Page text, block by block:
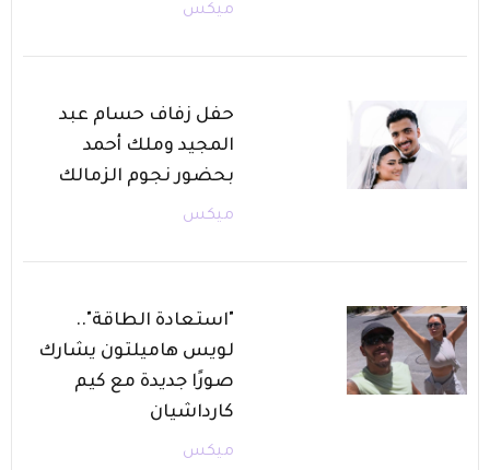
ميكس
حفل زفاف حسام عبد
المجيد وملك أحمد
بحضور نجوم الزمالك
ميكس
"استعادة الطاقة"..
لويس هاميلتون يشارك
صورًا جديدة مع كيم
كارداشيان
ميكس